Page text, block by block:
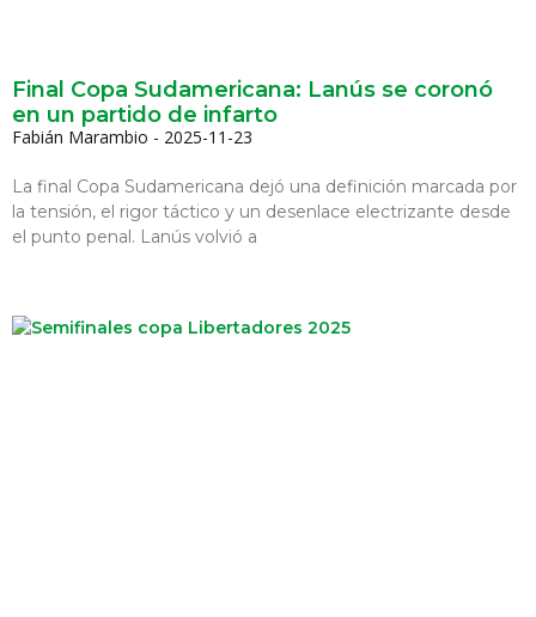
Final Copa Sudamericana: Lanús se coronó
en un partido de infarto
Fabián Marambio 2025-11-23
La final Copa Sudamericana dejó una definición marcada por
la tensión, el rigor táctico y un desenlace electrizante desde
el punto penal. Lanús volvió a